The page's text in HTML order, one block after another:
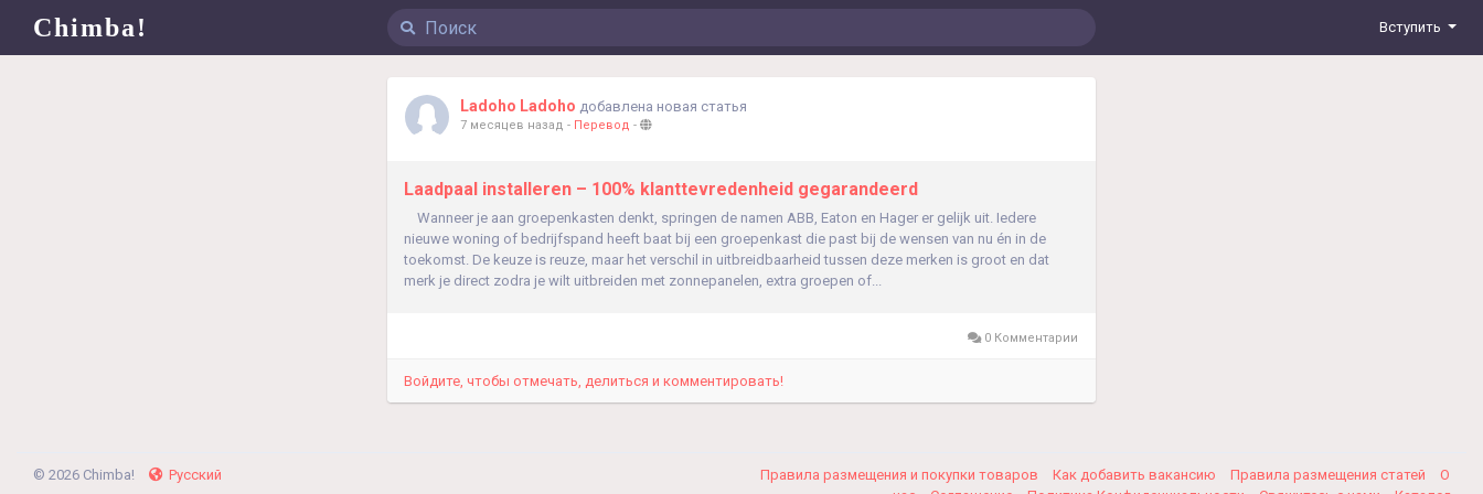
Chimba! Вступить
Ladoho Ladoho добавлена новая статья
7 месяцев назад - Перевод -
Laadpaal installeren – 100% klanttevredenheid gegarandeerd
Wanneer je aan groepenkasten denkt, springen de namen ABB, Eaton en Hager er gelijk uit.​ Iedere
nieuwe woning of bedrijfspand heeft baat bij een groepenkast die past bij de wensen van nu én in de
toekomst.​ De keuze is reuze, maar het verschil in uitbreidbaarheid tussen deze merken is groot en dat
merk je direct zodra je wilt uitbreiden met zonnepanelen, extra groepen of...
0 Комментарии
Войдите, чтобы отмечать, делиться и комментировать!
© 2026 Chimba! Русский Правила размещения и покупки товаров Как добавить вакансию Правила размещения статей
О